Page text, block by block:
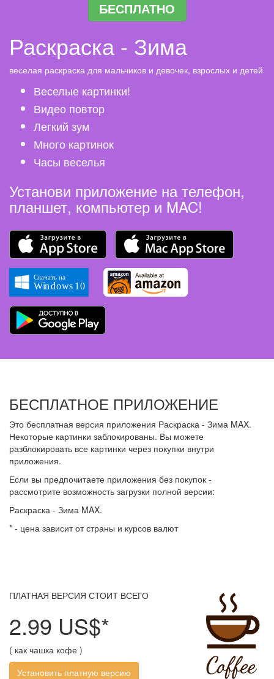
БЕСПЛАТНО
Раскраска - Зима
веселая раскраска для мальчиков и девочек, взрослых и детей
Веселые картинки!
Видео повтор
Легкий зум
Много картинок
Часы веселья
Установи приложение на телефон,
планшет, компьютер и MAC!
БЕСПЛАТНОЕ ПРИЛОЖЕНИЕ
Это бесплатная версия приложения Раскраска - Зима MAX.
Некоторые картинки заблокированы. Вы можете
разблокировать все картинки через покупки внутри
приложения.
Если вы предпочитаете приложения без покупок -
рассмотрите возможность загрузки полной версии:
Раскраска - Зима MAX.
* - цена зависит от страны и курсов валют
ПЛАТНАЯ ВЕРСИЯ СТОИТ ВСЕГО
2.99 US$*
( как чашка кофе )
Установить платную версию